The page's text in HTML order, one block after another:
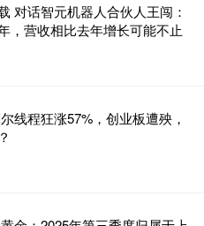
对话智元机器人合伙人王闯：
，营收相比去年增长可能不止
线程狂涨57%，创业板遭殃，